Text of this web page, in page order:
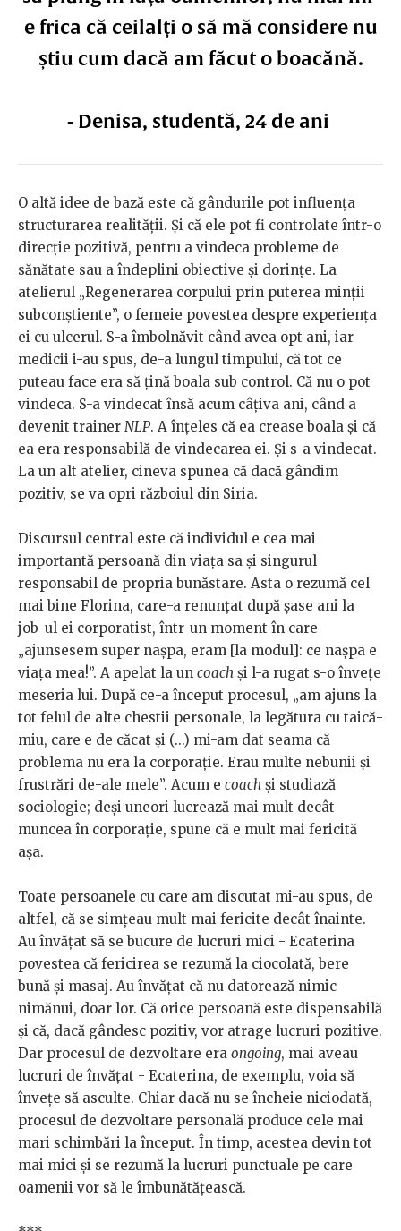
e frica că ceilalți o să mă considere nu
știu cum dacă am făcut o boacănă.
- Denisa, studentă, 24 de ani
O altă idee de bază este că gândurile pot influența
structurarea realității. Și că ele pot fi controlate într-o
direcție pozitivă, pentru a vindeca probleme de
sănătate sau a îndeplini obiective și dorințe. La
atelierul „Regenerarea corpului prin puterea minții
subconștiente”, o femeie povestea despre experiența
ei cu ulcerul. S-a îmbolnăvit când avea opt ani, iar
medicii i-au spus, de-a lungul timpului, că tot ce
puteau face era să țină boala sub control. Că nu o pot
vindeca. S-a vindecat însă acum câțiva ani, când a
devenit trainer NLP. A înțeles că ea crease boala și că
ea era responsabilă de vindecarea ei. Și s-a vindecat.
La un alt atelier, cineva spunea că dacă gândim
pozitiv, se va opri războiul din Siria.
Discursul central este că individul e cea mai
importantă persoană din viața sa și singurul
responsabil de propria bunăstare. Asta o rezumă cel
mai bine Florina, care-a renunțat după șase ani la
job-ul ei corporatist, într-un moment în care
„ajunsesem super nașpa, eram [la modul]: ce nașpa e
viața mea!”. A apelat la un coach și l-a rugat s-o învețe
meseria lui. După ce-a început procesul, „am ajuns la
tot felul de alte chestii personale, la legătura cu taică-
miu, care e de căcat și (...) mi-am dat seama că
problema nu era la corporație. Erau multe nebunii și
frustrări de-ale mele”. Acum e coach și studiază
sociologie; deși uneori lucrează mai mult decât
muncea în corporație, spune că e mult mai fericită
așa.
Toate persoanele cu care am discutat mi-au spus, de
altfel, că se simțeau mult mai fericite decât înainte.
Au învățat să se bucure de lucruri mici - Ecaterina
povestea că fericirea se rezumă la ciocolată, bere
bună și masaj. Au învățat că nu datorează nimic
nimănui, doar lor. Că orice persoană este dispensabilă
și că, dacă gândesc pozitiv, vor atrage lucruri pozitive.
Dar procesul de dezvoltare era ongoing, mai aveau
lucruri de învățat - Ecaterina, de exemplu, voia să
învețe să asculte. Chiar dacă nu se încheie niciodată,
procesul de dezvoltare personală produce cele mai
mari schimbări la început. În timp, acestea devin tot
mai mici și se rezumă la lucruri punctuale pe care
oamenii vor să le îmbunătățească.